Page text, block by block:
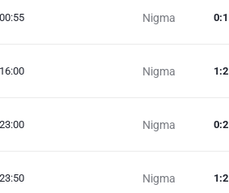
Nigma 0:1
Nigma 1 :2
Nigma 0:2
Nigma 1 :2